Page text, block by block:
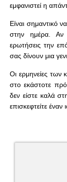
εμφανιστεί η
Είναι σημαντικό
στην ημέρα. Αν
ερωτήσεις την
σας δίνουν μια
Οι ερμηνείες
στο εκάστοτε
δεν είστε καλά
επισκεφτείτε έναν